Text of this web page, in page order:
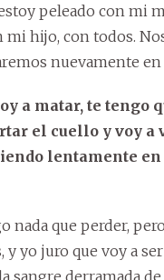
peleado con mi
mi hijo, con todos.
nuevamente en
a matar, te tengo
el cuello y voy a
lentamente en
nada que perder,
y yo juro que voy a
sangre derramada